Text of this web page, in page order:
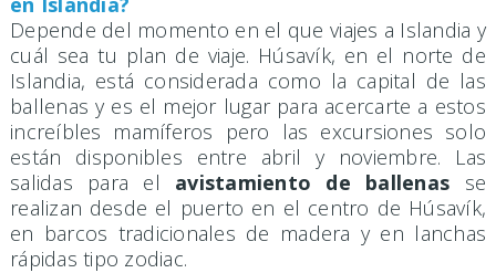
Depende del momento en el que viajes a Islandia y
cuál sea tu plan de viaje. Húsavík, en el norte de
Islandia, está considerada como la capital de las
ballenas y es el mejor lugar para acercarte a estos
increíbles mamíferos pero las excursiones solo
están disponibles entre abril y noviembre. Las
salidas para el avistamiento de ballenas se
realizan desde el puerto en el centro de Húsavík,
en barcos tradicionales de madera y en lanchas
rápidas tipo zodiac.